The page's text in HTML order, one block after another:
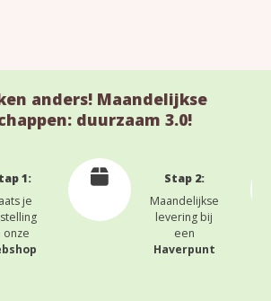
anders! Maandelijkse
duurzaam 3.0!
1:
je
onze
Stap 2:
Maandelijkse
levering bij
een
Haverpunt